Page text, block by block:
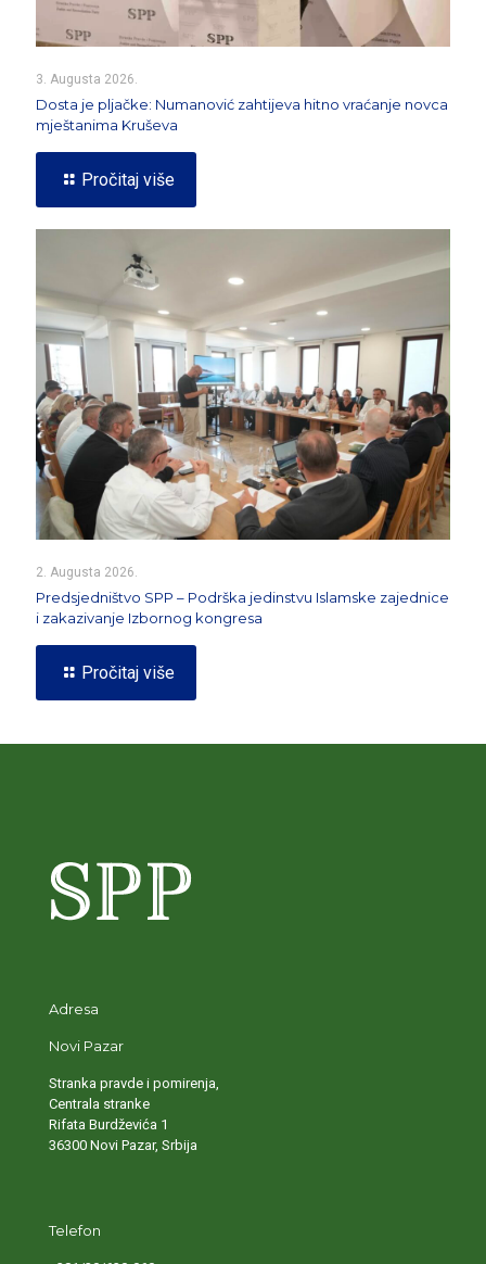
3. Augusta 2026.
Dosta je pljačke: Numanović zahtijeva hitno vraćanje novca
mještanima Kruševa
Pročitaj više
2. Augusta 2026.
Predsjedništvo SPP – Podrška jedinstvu Islamske zajednice
i zakazivanje Izbornog kongresa
Pročitaj više
Adresa
Novi Pazar
Stranka pravde i pomirenja,
Centrala stranke
Rifata Burdževića 1
36300 Novi Pazar, Srbija
Telefon